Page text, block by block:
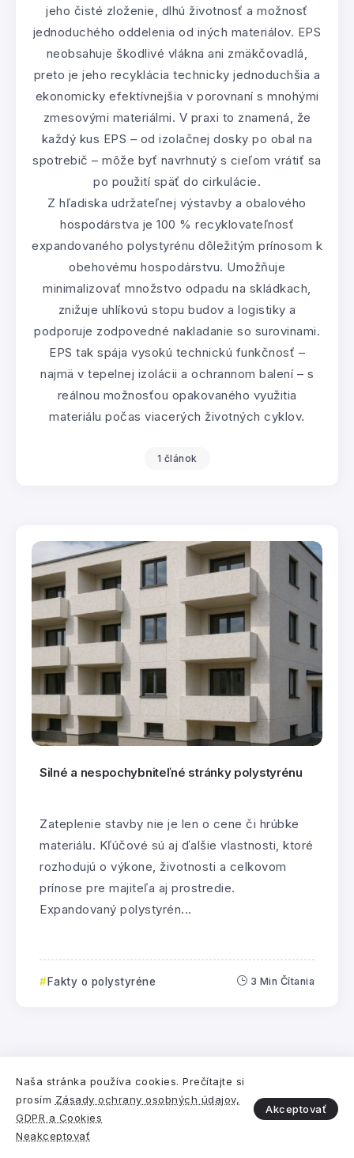
jeho čisté zloženie, dlhú životnosť a možnosť
jednoduchého oddelenia od iných materiálov. EPS
neobsahuje škodlivé vlákna ani zmäkčovadlá,
preto je jeho recyklácia technicky jednoduchšia a
ekonomicky efektívnejšia v porovnaní s mnohými
zmesovými materiálmi. V praxi to znamená, že
každý kus EPS – od izolačnej dosky po obal na
spotrebič – môže byť navrhnutý s cieľom vrátiť sa
po použití späť do cirkulácie.
Z hľadiska udržateľnej výstavby a obalového
hospodárstva je 100 % recyklovateľnosť
expandovaného polystyrénu dôležitým prínosom k
obehovému hospodárstvu. Umožňuje
minimalizovať množstvo odpadu na skládkach,
znižuje uhlíkovú stopu budov a logistiky a
podporuje zodpovedné nakladanie so surovinami.
EPS tak spája vysokú technickú funkčnosť –
najmä v tepelnej izolácii a ochrannom balení – s
reálnou možnosťou opakovaného využitia
materiálu počas viacerých životných cyklov.
1 článok
Silné a nespochybniteľné stránky polystyrénu
Zateplenie stavby nie je len o cene či hrúbke
materiálu. Kľúčové sú aj ďalšie vlastnosti, ktoré
rozhodujú o výkone, životnosti a celkovom
prínose pre majiteľa aj prostredie.
Expandovaný polystyrén...
Fakty o polystyréne 3 Min Čítania
PreZdruženie EPS SRvytvorilaDigitálna a
marketingová agentúra Webiano.
Naša stránka používa cookies. Prečítajte si
prosím Zásady ochrany osobných údajov,
GDPR a Cookies
Neakceptovať
Akceptovať